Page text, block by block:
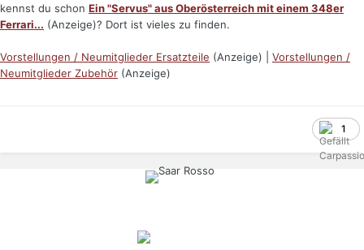
kennst du schon Ein "Servus" aus Oberösterreich mit einem 348er
Ferrari... (Anzeige)? Dort ist vieles zu finden.
Vorstellungen / Neumitglieder Ersatzteile (Anzeige) | Vorstellungen /
Neumitglieder Zubehör (Anzeige)
1